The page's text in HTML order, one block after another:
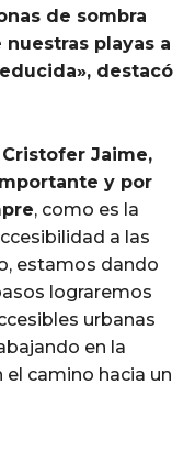
de sombra
playas a
destacó
Jaime,
y por
, como es la
a las
estamos dando
lograremos
urbanas
en la
camino hacia un